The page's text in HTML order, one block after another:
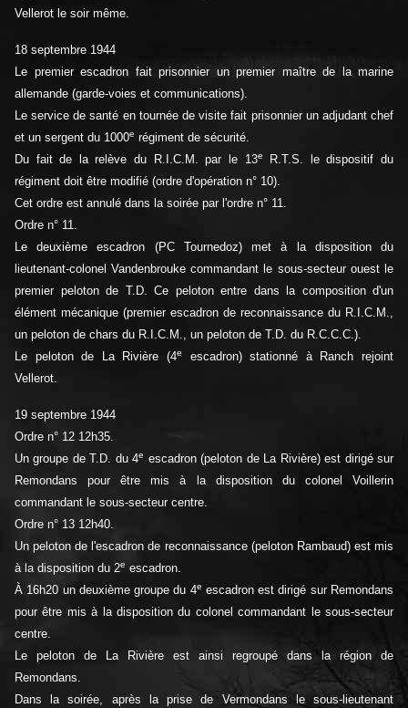
Vellerot le soir même.
18 septembre 1944
Le premier escadron fait prisonnier un premier maître de la marine
allemande (garde-voies et communications).
Le service de santé en tournée de visite fait prisonnier un adjudant chef
et un sergent du 1000e régiment de sécurité.
Du fait de la relève du R.I.C.M. par le 13e
R.T.S. le dispositif du
régiment doit être modifié (ordre d'opération n° 10).
Cet ordre est annulé dans la soirée par l'ordre n° 11.
Ordre n° 11.
Le deuxième escadron (PC Tournedoz) met à la disposition du
lieutenant-colonel Vandenbrouke commandant le sous-secteur ouest le
premier peloton de T.D. Ce peloton entre dans la composition d'un
élément mécanique (premier escadron de reconnaissance du R.I.C.M.,
un peloton de chars du R.I.C.M., un peloton de T.D. du R.C.C.C.).
Le peloton de La Rivière (4e
escadron) stationné à Ranch rejoint
Vellerot.
19 septembre 1944
Ordre n° 12 12h35.
Un groupe de T.D. du 4e escadron (peloton de La Rivière) est dirigé sur
Remondans pour être mis à la disposition du colonel Voillerin
commandant le sous-secteur centre.
Ordre n° 13 12h40.
Un peloton de l'escadron de reconnaissance (peloton Rambaud) est mis
à la disposition du 2e escadron.
À 16h20 un deuxième groupe du 4e escadron est dirigé sur Remondans
pour être mis à la disposition du colonel commandant le sous-secteur
centre.
Le peloton de La Rivière est ainsi regroupé dans la région de
Remondans.
Dans la soirée, après la prise de Vermondans le sous-lieutenant